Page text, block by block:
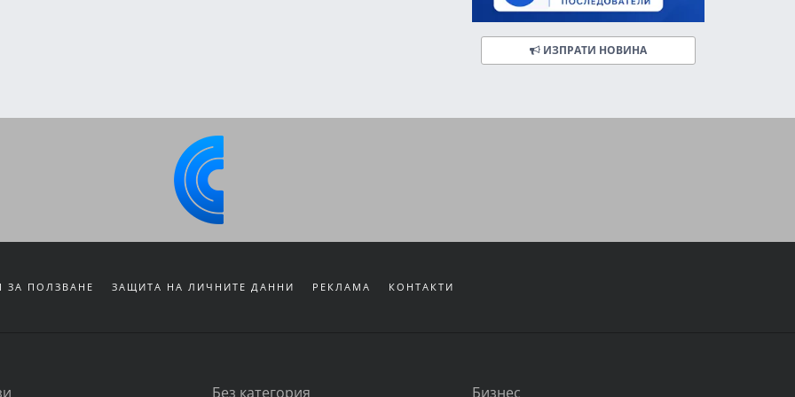
ИЗПРАТИ НОВИНА
ЗА ПОЛЗВАНЕ ЗАЩИТА НА ЛИЧНИТЕ ДАННИ РЕКЛАМА КОНТАКТИ
Без категория Бизнес